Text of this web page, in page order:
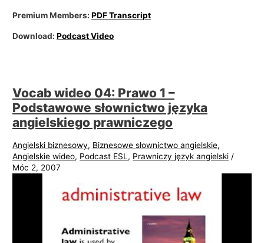
Premium Members:PDF Transcript
Download:Podcast Video
Vocab wideo 04: Prawo 1 –
Podstawowe słownictwo języka
angielskiego prawniczego
Angielski biznesowy, Biznesowe słownictwo angielskie,
Angielskie wideo, Podcast ESL , Prawniczy język angielski /
Móc 2, 2007
i
e